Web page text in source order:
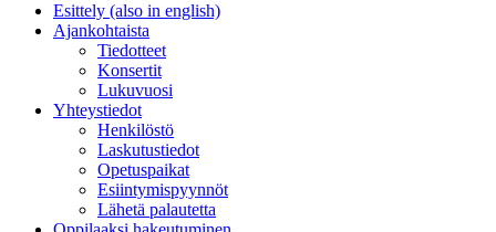
Esittely (also in english)
Ajankohtaista
Tiedotteet
Konsertit
Lukuvuosi
Yhteystiedot
Henkilöstö
Laskutustiedot
Opetuspaikat
Esiintymispyynnöt
Lähetä palautetta